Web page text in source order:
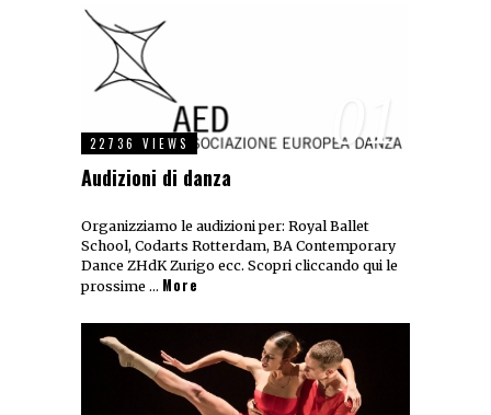
01
22736 VIEWS
Audizioni di danza
Organizziamo le audizioni per: Royal Ballet
School, Codarts Rotterdam, BA Contemporary
Dance ZHdK Zurigo ecc. Scopri cliccando qui le
prossime … More